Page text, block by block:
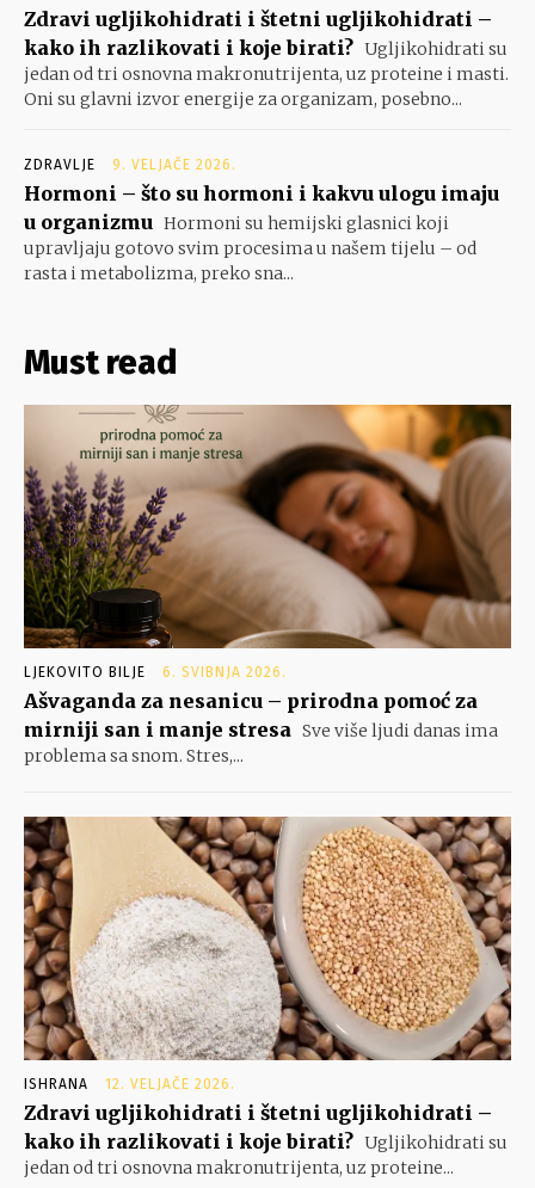
Zdravi ugljikohidrati i štetni ugljikohidrati –
kako ih razlikovati i koje birati? Ugljikohidrati su
jedan od tri osnovna makronutrijenta, uz proteine i masti.
Oni su glavni izvor energije za organizam, posebno...
ZDRAVLJE 9. VELJAČE 2026.
Hormoni – što su hormoni i kakvu ulogu imaju
u organizmu Hormoni su hemijski glasnici koji
upravljaju gotovo svim procesima u našem tijelu – od
rasta i metabolizma, preko sna...
Must read
LJEKOVITO BILJE 6. SVIBNJA 2026.
Ašvaganda za nesanicu – prirodna pomoć za
mirniji san i manje stresa Sve više ljudi danas ima
problema sa snom. Stres,...
ISHRANA 12. VELJAČE 2026.
Zdravi ugljikohidrati i štetni ugljikohidrati –
kako ih razlikovati i koje birati? Ugljikohidrati su
jedan od tri osnovna makronutrijenta, uz proteine...